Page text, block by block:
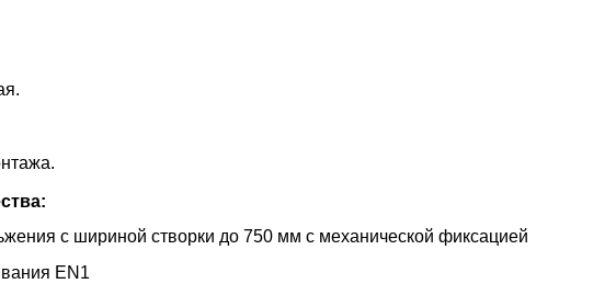
с шириной створки до 750 мм с механической фиксацией
EN1